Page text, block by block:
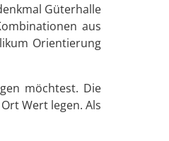
Güterhalle
aus
Orientierung
möchtest. Die
Wert legen. Als